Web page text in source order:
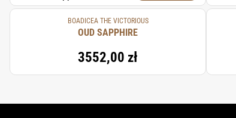
BOADICEA THE VICTORIOUS
OUD SAPPHIRE
3552,00 zł